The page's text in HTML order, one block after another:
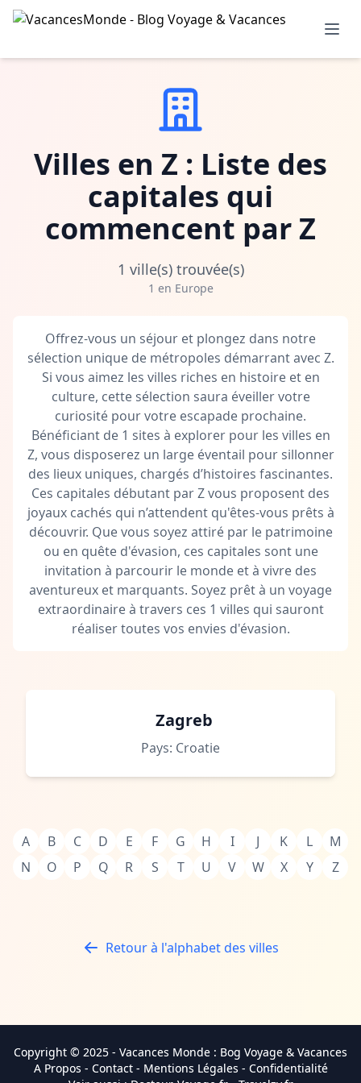
Villes en Z : Liste des
capitales qui
commencent par Z
1 ville(s) trouvée(s)
1 en Europe
Offrez-vous un séjour et plongez dans notre
sélection unique de métropoles démarrant avec Z.
Si vous aimez les villes riches en histoire et en
culture, cette sélection saura éveiller votre
curiosité pour votre escapade prochaine.
Bénéficiant de 1 sites à explorer pour les villes en
Z, vous disposerez un large éventail pour sillonner
des lieux uniques, chargés d’histoires fascinantes.
Ces capitales débutant par Z vous proposent des
joyaux cachés qui n’attendent qu'êtes-vous prêts à
découvrir. Que vous soyez attiré par le patrimoine
ou en quête d'évasion, ces capitales sont une
invitation à parcourir le monde et à vivre des
aventureux et marquants. Soyez prêt à un voyage
extraordinaire à travers ces 1 villes qui sauront
réaliser toutes vos envies d'évasion.
Zagreb
Pays: Croatie
A B C D E F G H I J K L
M
N
O P Q R S T U V W X Y Z
Retour à l'alphabet des villes
Copyright © 2025 - Vacances Monde : Bog Voyage & Vacances
A Propos - Contact- Mentions Légales - Confidentialité